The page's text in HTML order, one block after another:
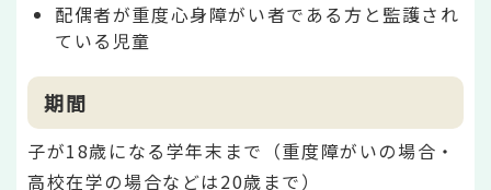
配偶者が重度心身障がい者である方と監護され
ている児童
期間
子が18歳になる学年末まで（重度障がいの場合・
高校在学の場合などは20歳まで）